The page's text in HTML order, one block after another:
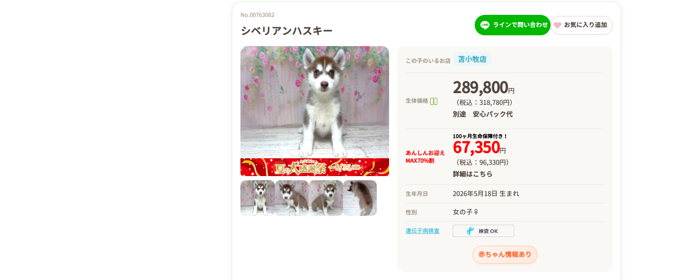
No.00763082
シベリアンハスキー ラインで問い合わせ お気に入り追加
この子のいるお店 苫小牧店
生体価格
289,800円
（税込：318,780円）
別途 安心パック代
あんしんお迎え
MAX70%割
100ヶ月生命保障付き！
67,350円
（税込：96,330円）
詳細はこちら
生年月日 2026年5月18日 生まれ
性別 女の子♀
遺伝子病検査
赤ちゃん情報あり